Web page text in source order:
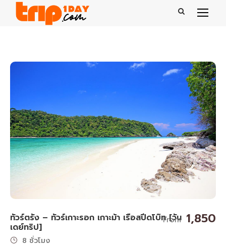
ทัวร์ตรัง – ทัวร์เกาะรอก เกาะม้า เรือสปีดโบ๊ท [วัน
เดย์ทริป]
From 1,850
8 ชั่วโมง